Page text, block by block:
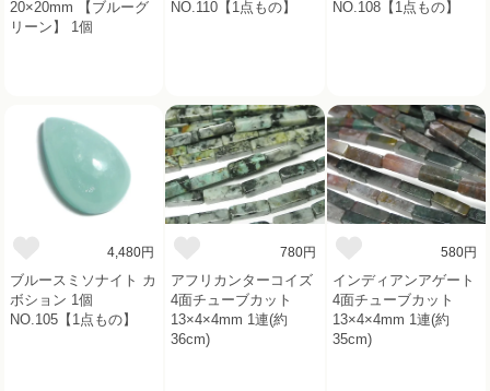
20×20mm 【ブルーグ
リーン】 1個
NO.110【1点もの】
NO.108【1点もの】
4,480円
ブルースミソナイト カ
ボション 1個
NO.105【1点もの】
780円
アフリカンターコイズ
4面チューブカット
13×4×4mm 1連(約
36cm)
580円
インディアンアゲート
4面チューブカット
13×4×4mm 1連(約
35cm)